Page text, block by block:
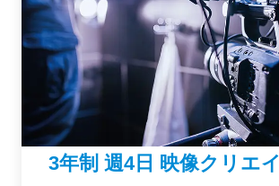
3年制 週4日 映像クリエ